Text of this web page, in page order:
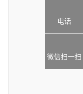
电话
微信扫一扫